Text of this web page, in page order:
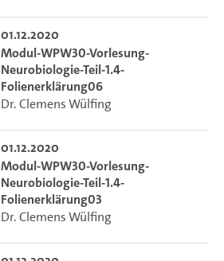
01.12.2020
Modul-WPW30-Vorlesung-
Neurobiologie-Teil-1.4-
Folienerklärung06
Dr. Clemens Wülfing
01.12.2020
Modul-WPW30-Vorlesung-
Neurobiologie-Teil-1.4-
Folienerklärung03
Dr. Clemens Wülfing